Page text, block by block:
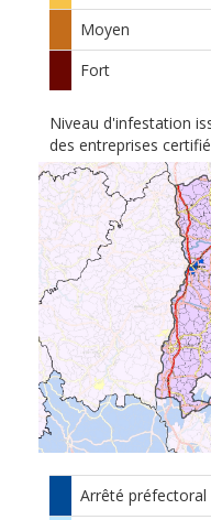
Moyen
Fort
Niveau d'infestation
des entreprises
Arrêté préfectoral